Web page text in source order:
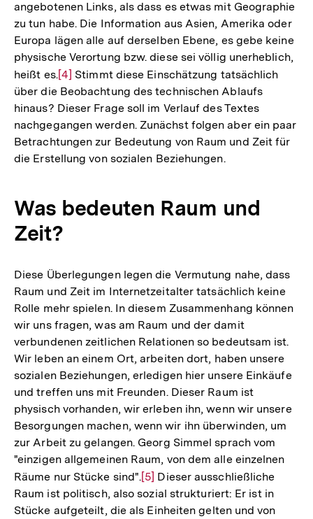
angebotenen Links, als dass es etwas mit Geographie
zu tun habe. Die Information aus Asien, Amerika oder
Europa lägen alle auf derselben Ebene, es gebe keine
physische Verortung bzw. diese sei völlig unerheblich,
heißt es.Zur
Auflösung
der
Fußnote
[4] Stimmt diese Einschätzung tatsächlich
über die Beobachtung des technischen Ablaufs
hinaus? Dieser Frage soll im Verlauf des Textes
nachgegangen werden. Zunächst folgen aber ein paar
Betrachtungen zur Bedeutung von Raum und Zeit für
die Erstellung von sozialen Beziehungen.
Was bedeuten Raum und
Zeit?
Diese Überlegungen legen die Vermutung nahe, dass
Raum und Zeit im Internetzeitalter tatsächlich keine
Rolle mehr spielen. In diesem Zusammenhang können
wir uns fragen, was am Raum und der damit
verbundenen zeitlichen Relationen so bedeutsam ist.
Wir leben an einem Ort, arbeiten dort, haben unsere
sozialen Beziehungen, erledigen hier unsere Einkäufe
und treffen uns mit Freunden. Dieser Raum ist
physisch vorhanden, wir erleben ihn, wenn wir unsere
Besorgungen machen, wenn wir ihn überwinden, um
zur Arbeit zu gelangen. Georg Simmel sprach vom
"einzigen allgemeinen Raum, von dem alle einzelnen
Räume nur Stücke sind".Zur
Auflösung
der
[5] Dieser ausschließliche
Raum ist politisch, also sozial strukturiert: Er ist in
Stücke aufgeteilt, die als Einheiten gelten und von